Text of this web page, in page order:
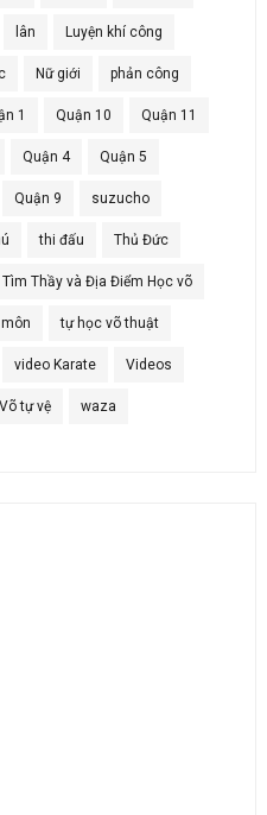
lân Luyện khí công
Nữ giới phản công
1 Quận 10 Quận 11
Quận 4 Quận 5
Quận 9 suzucho
thi đấu Thủ Đức
Tìm Thầy và Địa Điểm Học võ
tự học võ thuật
video Karate Videos
Võ tự vệ waza